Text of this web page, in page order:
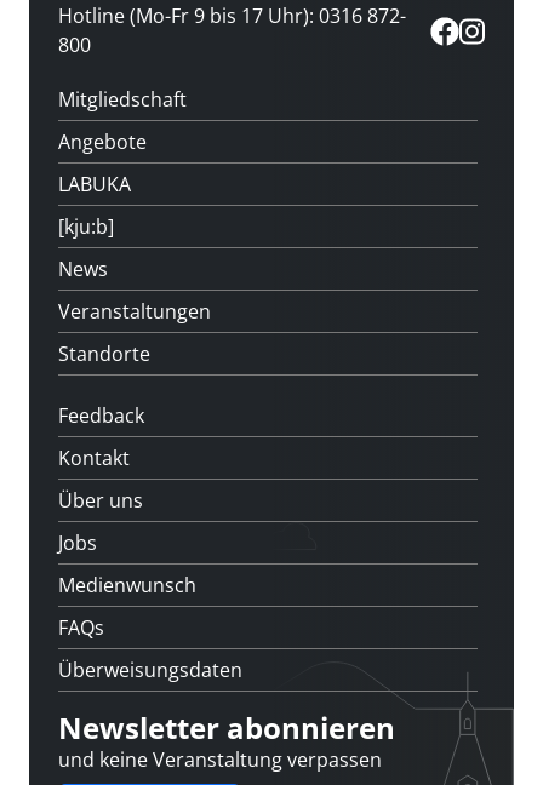
Hotline (Mo-Fr 9 bis 17 Uhr): 0316 872-
800
Mitgliedschaft
Angebote
LABUKA
[kju:b]
News
Veranstaltungen
Standorte
Feedback
Kontakt
Über uns
Jobs
Medienwunsch
FAQs
Überweisungsdaten
Newsletter abonnieren
und keine Veranstaltung verpassen